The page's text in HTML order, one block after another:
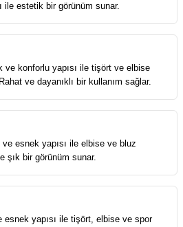
ile estetik bir görünüm sunar.
ve konforlu yapısı ile tişört ve elbise
ve dayanıklı bir kullanım sağlar.
esnek yapısı ile elbise ve bluz
şık bir görünüm sunar.
esnek yapısı ile tişört, elbise ve spor